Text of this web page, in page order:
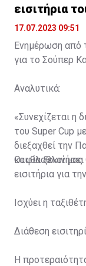
εισιτήρια
17.07.2023 09:51
Ενημέρωση από
για το Σούπερ
Αναλυτικά:
«Συνεχίζεται η
του Super Cup
διεξαχθεί την
και θα
Οι φίλαθλοί
εισιτήρια για
Ισχύει η
Διάθεση
Η